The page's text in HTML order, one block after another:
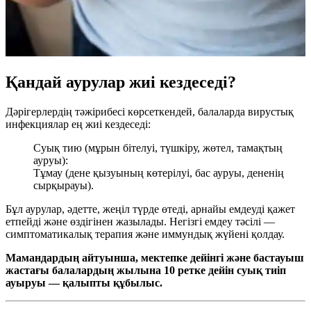
Қандай аурулар жиі кездеседі?
Дәрігерлердің тәжірибесі көрсеткендей, балаларда вирустық
инфекциялар ең жиі кездеседі:
Суық тию (мұрын бітелуі, түшкіру, жөтел, тамақтың
ауруы):
Тұмау (дене қызуының көтерілуі, бас ауруы, дененің
сырқырауы).
Бұл аурулар, әдетте, жеңіл түрде өтеді, арнайы емдеуді қажет
етпейді және өздігінен жазылады. Негізгі емдеу тәсілі —
симптоматикалық терапия және иммундық жүйені қолдау.
Мамандардың айтуынша, мектепке дейінгі және бастауыш
жастағы балалардың жылына 10 ретке дейін суық тиіп
ауыруы — қалыпты құбылыс.